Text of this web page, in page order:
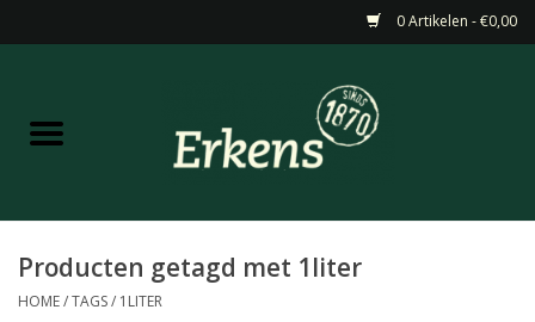
0 Artikelen - €0,00
Home
Producten getagd met 1liter
HOME/TAGS/ 1LITER